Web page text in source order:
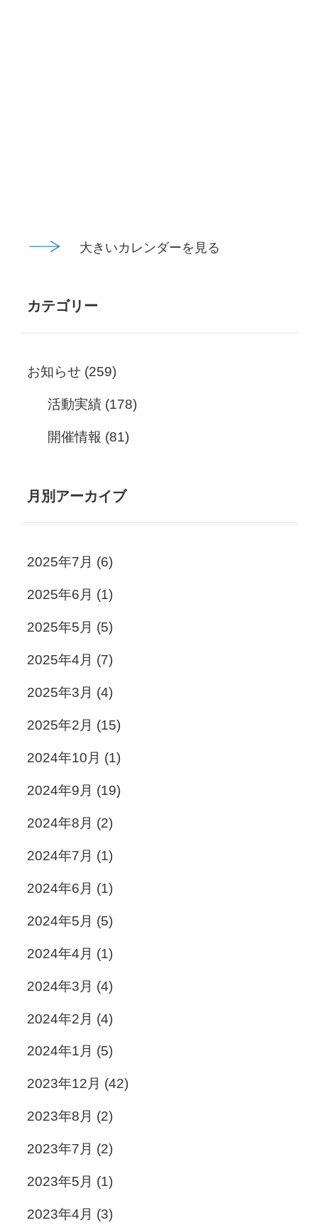
大きいカレンダーを見る
カテゴリー
お知らせ (259)
活動実績(178)
開催情報 (81)
月別アーカイブ
2025年7月 (6)
2025年6月 (1)
2025年5月 (5)
2025年4月 (7)
2025年3月 (4)
2025年2月 (15)
2024年10月 (1)
2024年9月 (19)
2024年8月 (2)
2024年7月 (1)
2024年6月 (1)
2024年5月 (5)
2024年4月 (1)
2024年3月 (4)
2024年2月 (4)
2024年1月 (5)
2023年12月 (42)
2023年8月 (2)
2023年7月 (2)
2023年5月 (1)
2023年4月 (3)